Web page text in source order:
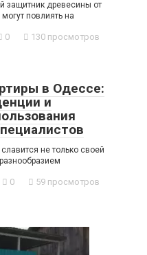
защитник древесины от
повлиять на
0 130 просмотров
в Одессе:
и
не только своей
0 59 просмотров